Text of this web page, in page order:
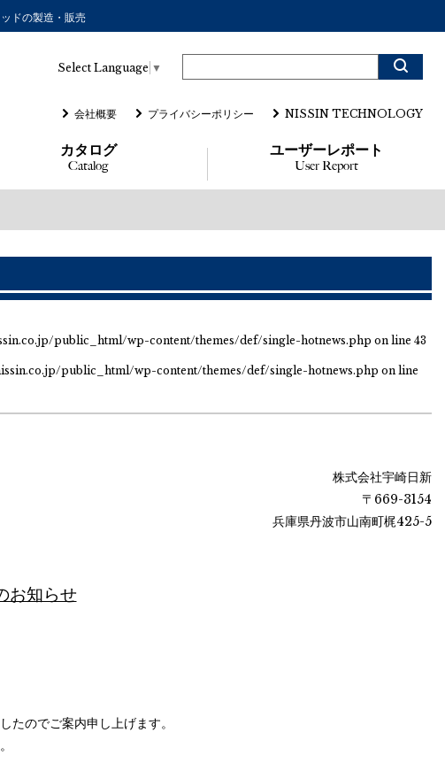
ドの製造・販売
Select Language ▼
会社概要 プライバシーポリシー NISSIN TECHNOLOGY
カタログ
Catalog
ユーザーレポート
User Report
public_html/wp-content/themes/def/single-hotnews.php on line 43
public_html/wp-content/themes/def/single-hotnews.php on line
株式会社宇崎日新
〒669-3154
兵庫県丹波市山南町梶425-5
お知らせ
たのでご案内申し上げます。